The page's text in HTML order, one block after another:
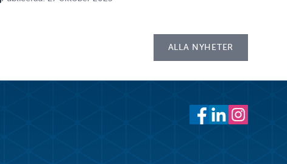
ALLA NYHETER